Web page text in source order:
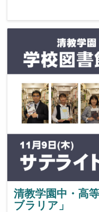
清教学園中・高
ブラリア」